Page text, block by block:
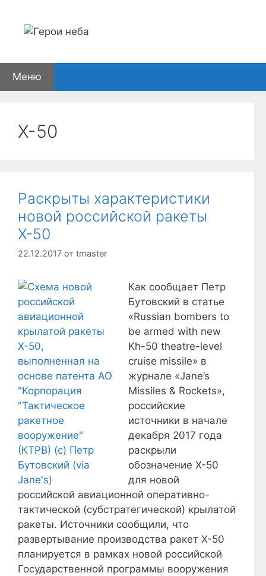
содержимому
Меню
Х-50
Раскрыты характеристики
новой российской ракеты
Х-50
22.12.2017 от tmaster
Как сообщает Петр
Бутовский в статье
«Russian bombers to
be armed with new
Kh-50 theatre-level
cruise missile» в
журнале «Jane’s
Missiles & Rockets»,
российские
источники в начале
декабря 2017 года
раскрыли
обозначение Х-50
для новой
российской авиационной оперативно-
тактической (субстратегической) крылатой
ракеты. Источники сообщили, что
развертывание производства ракет Х-50
планируется в рамках новой российской
Государственной программы вооружения